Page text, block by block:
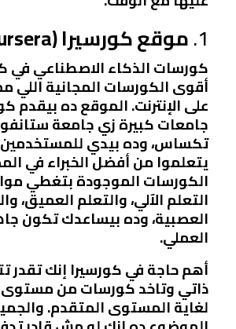
1. موقع كورسيرا (Coursera)
كورسات الذكاء الاصطناعي في
أقوى الكورسات المجانية اللي
على الإنترنت. الموقع ده بيقدم
جامعات كبيرة زي جامعة
تكساس، وده بيدي
يتعلموا من أفضل الخبراء في
الكورسات الموجودة بتغطي
التعلم الآلي، والتعلم العميق،
العصبية، وده بيساعدك تكون
العملي.
أهم حاجة في كورسيرا إنك تقدر
ذاتي وتاخد كورسات من مستوى
لغاية المستوى المتقدم.